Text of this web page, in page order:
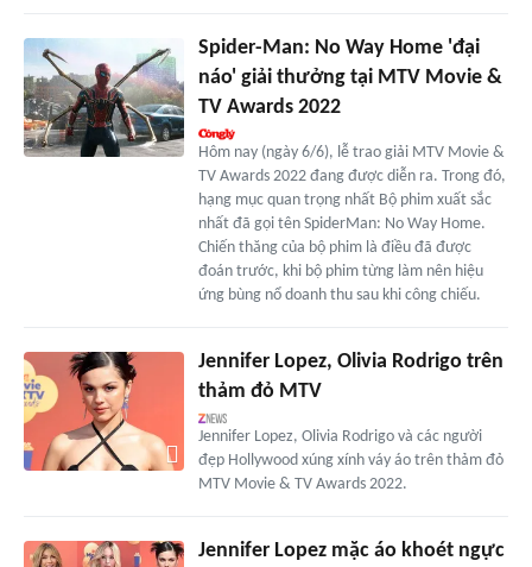
Spider-Man: No Way Home 'đại
náo' giải thưởng tại MTV Movie &
TV Awards 2022
Hôm nay (ngày 6/6), lễ trao giải MTV Movie &
TV Awards 2022 đang được diễn ra. Trong đó,
hạng mục quan trọng nhất Bộ phim xuất sắc
nhất đã gọi tên SpiderMan: No Way Home.
Chiến thăng của bộ phim là điều đã được
đoán trước, khi bộ phim từng làm nên hiệu
ứng bùng nổ doanh thu sau khi công chiếu.
Jennifer Lopez, Olivia Rodrigo trên
thảm đỏ MTV
Jennifer Lopez, Olivia Rodrigo và các người
đẹp Hollywood xúng xính váy áo trên thảm đỏ
MTV Movie & TV Awards 2022.
Jennifer Lopez mặc áo khoét ngực